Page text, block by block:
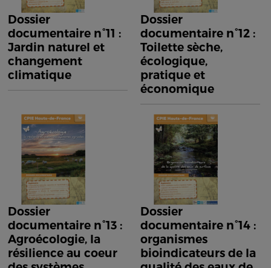
Dossier
documentaire n°11 :
Jardin naturel et
changement
climatique
Dossier
documentaire n°12 :
Toilette sèche,
écologique,
pratique et
économique
Dossier
documentaire n°13 :
Agroécologie, la
résilience au coeur
Dossier
documentaire n°14 :
organismes
bioindicateurs de la